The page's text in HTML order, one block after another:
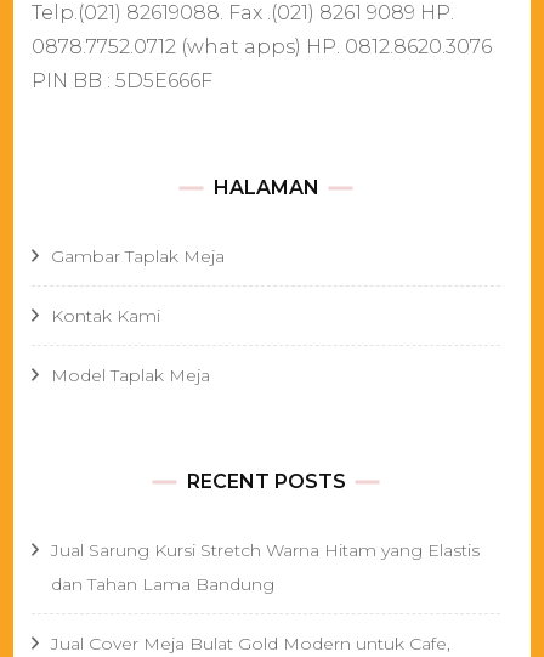
Telp.(021) 82619088. Fax .(021) 8261 9089 HP.
0878.7752.0712 (what apps) HP. 0812.8620.3076
PIN BB : 5D5E666F
HALAMAN
Gambar Taplak Meja
Kontak Kami
Model Taplak Meja
RECENT POSTS
Jual Sarung Kursi Stretch Warna Hitam yang Elastis
dan Tahan Lama Bandung
Jual Cover Meja Bulat Gold Modern untuk Cafe,